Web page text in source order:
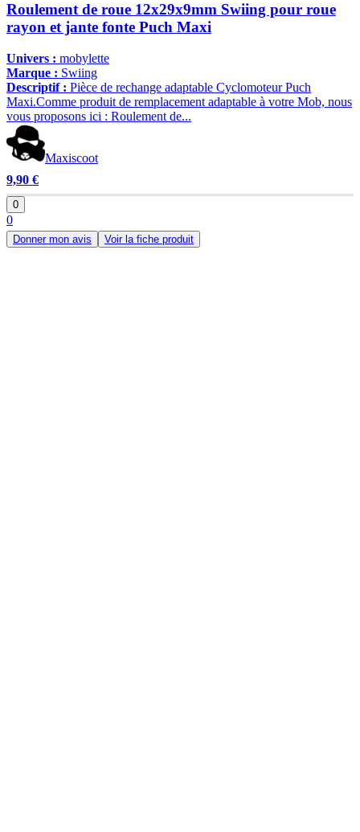
Roulement de roue 12x29x9mm Swiing pour roue
rayon et jante fonte Puch Maxi
Univers : mobylette
Marque : Swiing
Descriptif : Pièce de rechange adaptable Cyclomoteur Puch
Maxi.Comme produit de remplacement adaptable à votre Mob, nous
vous proposons ici : Roulement de...
Maxiscoot
9,90 €
0
0
Donner mon avis Voir la fiche produit